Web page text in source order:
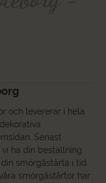
och levererar i hela
Senast
vi ha din beställning
smörgåstårta i tid.
smörgåstårtor har